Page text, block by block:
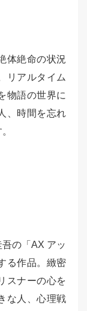
体絶命の状況
リアルタイム
物語の世界に
、時間を忘れ
の「AX アッ
る作品。緻密
スナーの心を
な人、心理戦